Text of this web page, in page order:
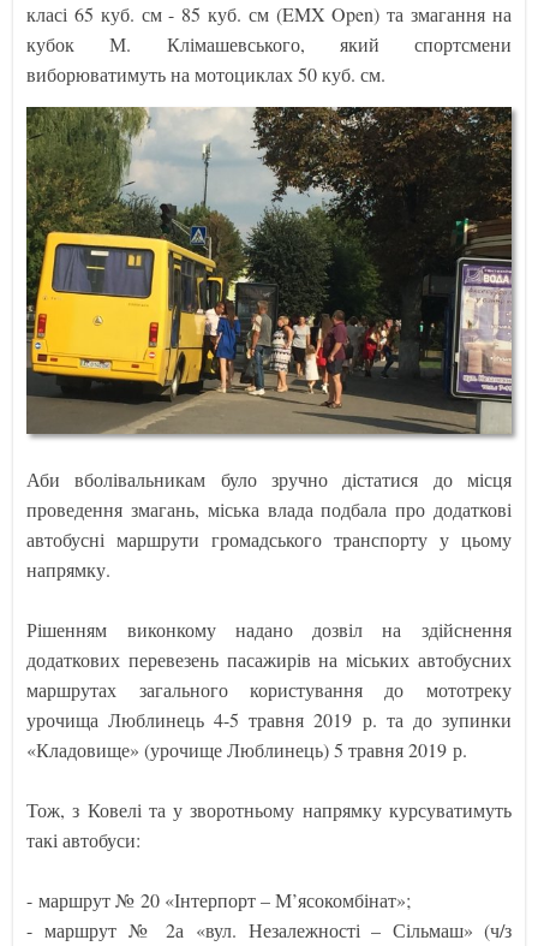
класі 65 куб. см - 85 куб. см (EMX Open) та змагання на
кубок М. Клімашевського, який спортсмени
виборюватимуть на мотоциклах 50 куб. см.
Аби вболівальникам було зручно дістатися до місця
проведення змагань, міська влада подбала про додаткові
автобусні маршрути громадського транспорту у цьому
напрямку.
Рішенням виконкому надано дозвіл на здійснення
додаткових перевезень пасажирів на міських автобусних
маршрутах загального користування до мототреку
урочища Люблинець 4-5 травня 2019 р. та до зупинки
«Кладовище» (урочище Люблинець) 5 травня 2019 р.
Тож, з Ковелі та у зворотньому напрямку курсуватимуть
такі автобуси:
- маршрут № 20 «Інтерпорт – М’ясокомбінат»;
- маршрут № 2а «вул. Незалежності – Сільмаш» (ч/з